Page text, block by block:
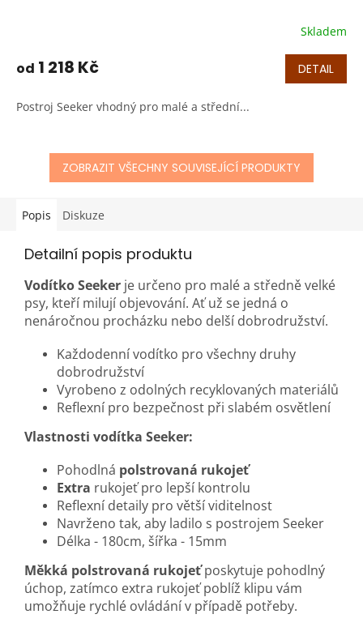
Skladem
od 1 218 Kč DETAIL
Postroj Seeker vhodný pro malé a střední...
ZOBRAZIT VŠECHNY SOUVISEJÍCÍ PRODUKTY
Popis Diskuze
Detailní popis produktu
Vodítko Seeker je určeno pro malé a středně velké
psy, kteří milují objevování. Ať už se jedná o
nenáročnou procházku nebo delší dobrodružství.
Každodenní vodítko pro všechny druhy
dobrodružství
Vyrobeno z odolných recyklovaných materiálů
Reflexní pro bezpečnost při slabém osvětlení
Vlastnosti vodítka Seeker:
Pohodlná polstrovaná rukojeť
Extra rukojeť pro lepší kontrolu
Reflexní detaily pro větší viditelnost
Navrženo tak, aby ladilo s postrojem Seeker
Délka - 180cm, šířka - 15mm
Měkká polstrovaná rukojeťposkytuje pohodlný
úchop, zatímco extra rukojeť poblíž klipu vám
umožňuje rychlé ovládání v případě potřeby.